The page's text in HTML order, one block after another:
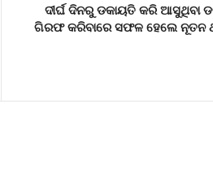
ଦୀର୍ଘ ଦିନରୁ ଡକାୟତି କରି ଆସୁଥିବା
ଗିରଫ କରିବାରେ ସଫଳ ହେଲେ ନୂତନ